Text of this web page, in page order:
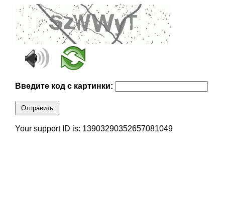
Введите код с картинки:
Отправить
Your support ID is: 13903290352657081049